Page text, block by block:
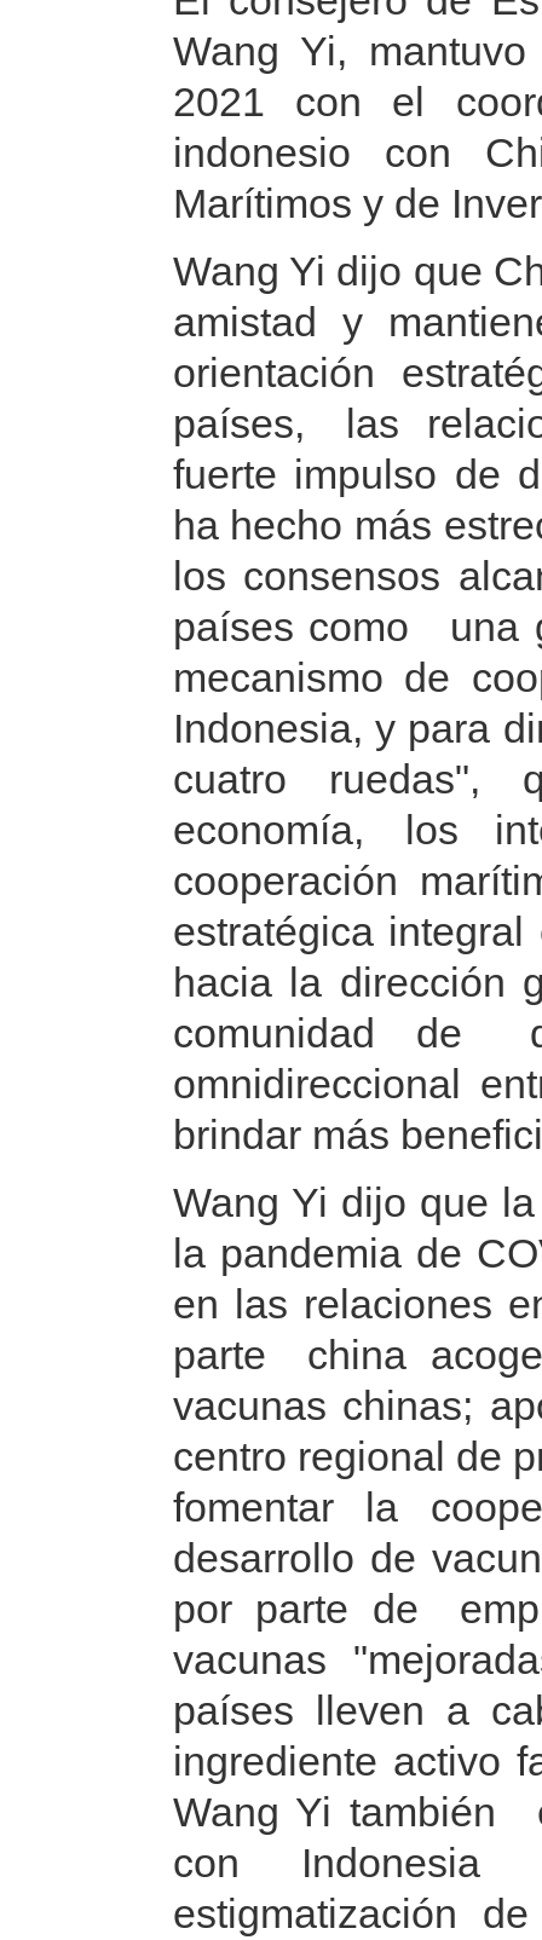
Wang Yi,
2021 con el
indonesio con
Marítimos y de
Wang Yi dijo que
amistad y
orientación
países, las
fuerte impulso de
ha hecho más
los consensos
países como una
mecanismo de
Indonesia, y para
cuatro ruedas",
economía, los
cooperación
estratégica
hacia la dirección
comunidad
omnidireccional
brindar más
Wang Yi dijo que
la pandemia de
en las relaciones
parte china
vacunas chinas;
centro regional de
fomentar la
desarrollo de
por parte de
vacunas
países lleven a
ingrediente activo
Wang Yi también
con Indonesia
estigmatización